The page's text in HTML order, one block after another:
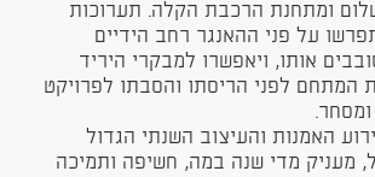
ומתחנת הרכבת הקלה. תערוכות
על פני ההאנגר רחב הידיים
אותו, ויאפשרו למבקרי היריד
המתחם לפני הריסתו והסבתו לפרויקט
האמנות והעיצוב השנתי הגדול
מעניק מדי שנה במה, חשיפה ותמיכה